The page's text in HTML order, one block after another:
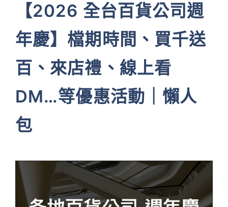
【2026 全台百貨公司週
年慶】檔期時間、買千送
百、來店禮、線上看
DM…等優惠活動｜懶人
包